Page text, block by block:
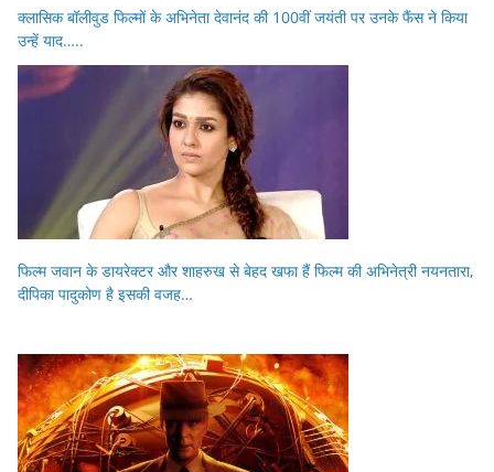
क्लासिक बॉलीवुड फिल्मों के अभिनेता देवानंद की 100वीं जयंती पर उनके फैंस ने किया
उन्हें याद…..
फिल्म जवान के डायरेक्टर और शाहरुख से बेहद खफा हैं फिल्म की अभिनेत्री नयनतारा,
दीपिका पादुकोण है इसकी वजह…